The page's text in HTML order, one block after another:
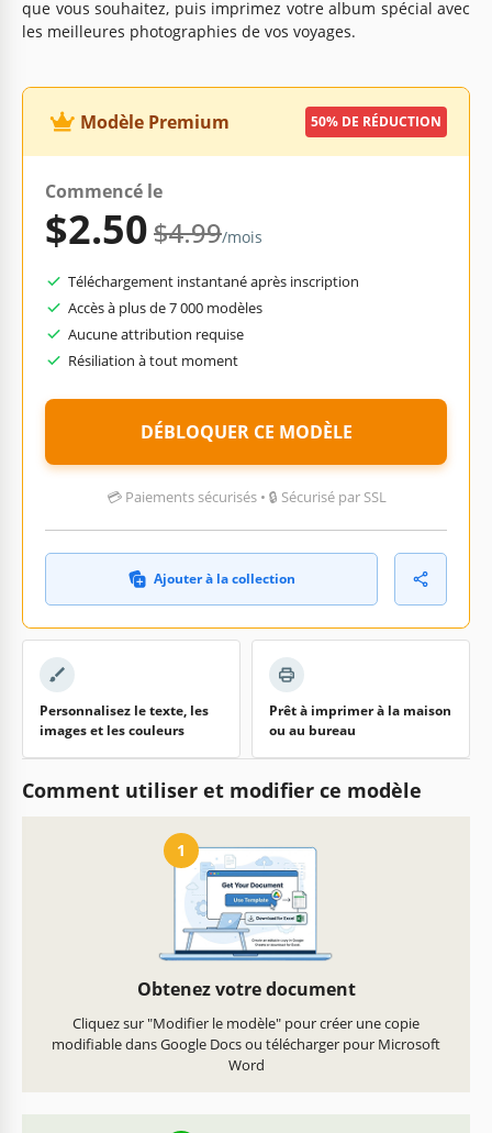
que vous souhaitez, puis imprimez votre album spécial avec
les meilleures photographies de vos voyages.
Modèle Premium 50% DE RÉDUCTION
Commencé le
$2.50$4.99/mois
Téléchargement instantané après inscription
Accès à plus de 7 000 modèles
Aucune attribution requise
Résiliation à tout moment
DÉBLOQUER CE MODÈLE
💳 Paiements sécurisés • 🔒 Sécurisé par SSL
Ajouter à la collection
Personnalisez le texte, les
images et les couleurs
Prêt à imprimer à la maison
ou au bureau
Comment utiliser et modifier ce modèle
1
Obtenez votre document
Cliquez sur "Modifier le modèle" pour créer une copie
modifiable dans Google Docs ou télécharger pour Microsoft
Word